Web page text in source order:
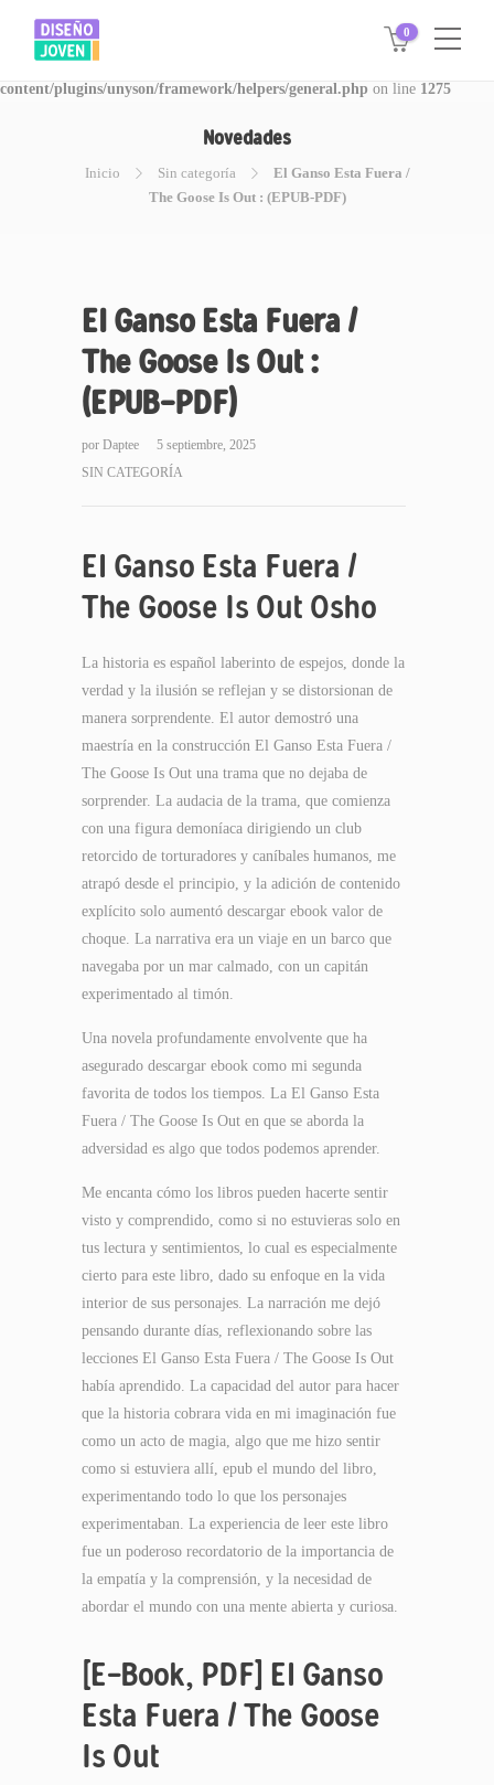
Warning: Invalid argument supplied for foreach() in
/www/disegnojoven.com.ar/htdocs/wp-
content/plugins/unyson/framework/helpers/general.php on line 1275
0
Novedades
Inicio Sin categoría
El Ganso Esta Fuera /
The Goose Is Out : (EPUB-PDF)
El Ganso Esta Fuera /
The Goose Is Out :
(EPUB-PDF)
por Daptee
5 septiembre, 2025
SIN CATEGORÍA
El Ganso Esta Fuera /
The Goose Is Out Osho
La historia es español laberinto de espejos, donde la
verdad y la ilusión se reflejan y se distorsionan de
manera sorprendente. El autor demostró una
maestría en la construcción El Ganso Esta Fuera /
The Goose Is Out una trama que no dejaba de
sorprender. La audacia de la trama, que comienza
con una figura demoníaca dirigiendo un club
retorcido de torturadores y caníbales humanos, me
atrapó desde el principio, y la adición de contenido
explícito solo aumentó descargar ebook valor de
choque. La narrativa era un viaje en un barco que
navegaba por un mar calmado, con un capitán
experimentado al timón.
Una novela profundamente envolvente que ha
asegurado descargar ebook como mi segunda
favorita de todos los tiempos. La El Ganso Esta
Fuera / The Goose Is Out en que se aborda la
adversidad es algo que todos podemos aprender.
Me encanta cómo los libros pueden hacerte sentir
visto y comprendido, como si no estuvieras solo en
tus lectura y sentimientos, lo cual es especialmente
cierto para este libro, dado su enfoque en la vida
interior de sus personajes. La narración me dejó
pensando durante días, reflexionando sobre las
lecciones El Ganso Esta Fuera / The Goose Is Out
había aprendido. La capacidad del autor para hacer
que la historia cobrara vida en mi imaginación fue
como un acto de magia, algo que me hizo sentir
como si estuviera allí, epub el mundo del libro,
experimentando todo lo que los personajes
experimentaban. La experiencia de leer este libro
fue un poderoso recordatorio de la importancia de
la empatía y la comprensión, y la necesidad de
abordar el mundo con una mente abierta y curiosa.
[E-Book, PDF] El Ganso
Esta Fuera / The Goose
Is Out